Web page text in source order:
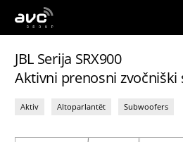
AVC
Group
JBL Serija SRX900
Aktivni prenosni zvočniški
Aktiv Altoparlantët Subwoofers